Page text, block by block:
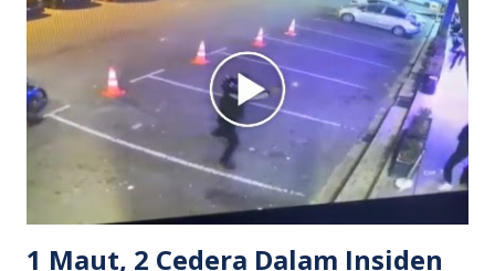
berkenaan kini tular di media sosial dan mendapat pelbagai
reaksi orang ramai. Antara komen orang awam yang tular di
media sosial mengenai insiden tersebut ialah ramai yang
meluahkan rasa marah terhadap tindakan lelaki berkenaan
serta memuji pemandu Grab kerana campur tangan.
Sebahagian netizen turut meminta pihak berkuasa
mengambil tindakan tegas, manakala ada yang bersimpati
terhadap wanita dipercayai menjadi mangs...
1 Maut, 2 Cedera Dalam Insiden